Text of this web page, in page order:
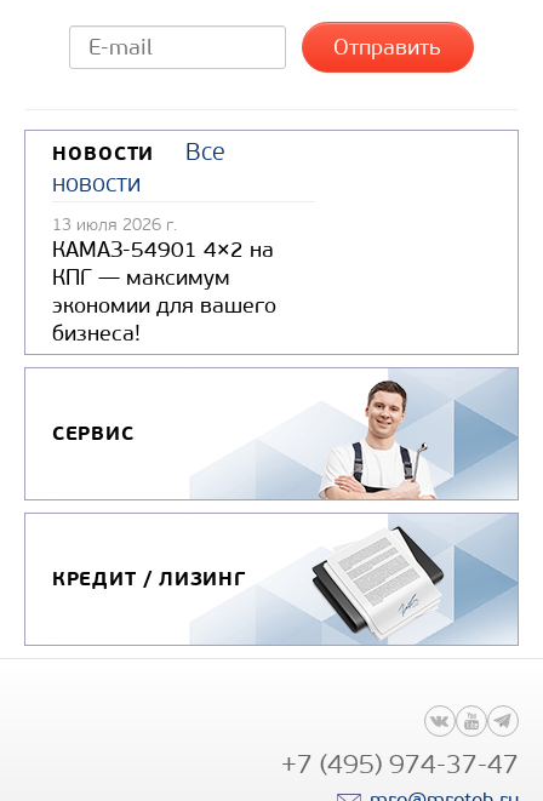
НОВОСТИ
Все
новости
13 июля 2026 г.
КАМАЗ-54901 4×2 на
КПГ — максимум
экономии для вашего
бизнеса!
СЕРВИС
КРЕДИТ / ЛИЗИНГ
+7 (495) 974-37-47